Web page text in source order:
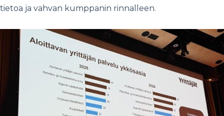
tietoa ja vahvan kumppanin rinnalleen.